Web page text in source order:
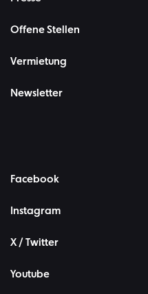
Offene Stellen
Vermietung
Newsletter
Facebook
Instagram
X / Twitter
Youtube